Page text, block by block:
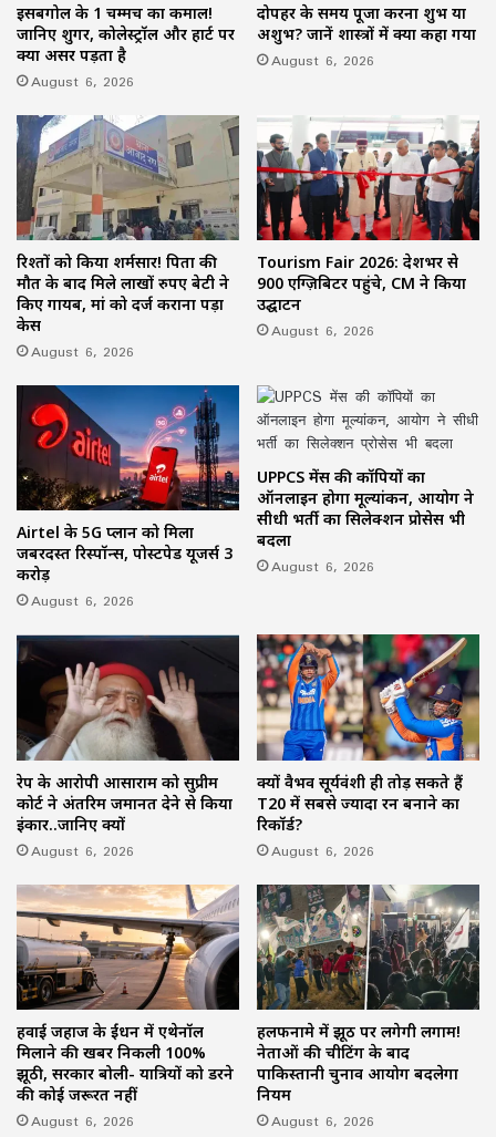
इसबगोल के 1 चम्मच का कमाल!
जानिए शुगर, कोलेस्ट्रॉल और हार्ट पर
क्या असर पड़ता है
August 6, 2026
दोपहर के समय पूजा करना शुभ या
अशुभ? जानें शास्त्रों में क्या कहा गया
August 6, 2026
रिश्तों को किया शर्मसार! पिता की
मौत के बाद मिले लाखों रुपए बेटी ने
किए गायब, मां को दर्ज कराना पड़ा
केस
August 6, 2026
Tourism Fair 2026: देशभर से
900 एग्ज़िबिटर पहुंचे, CM ने किया
उद्घाटन
August 6, 2026
Airtel के 5G प्लान को मिला
जबरदस्त रिस्पॉन्स, पोस्टपेड यूजर्स 3
करोड़
August 6, 2026
UPPCS मेंस की कॉपियों का
ऑनलाइन होगा मूल्यांकन, आयोग ने
सीधी भर्ती का सिलेक्शन प्रोसेस भी
बदला
August 6, 2026
रेप के आरोपी आसाराम को सुप्रीम
कोर्ट ने अंतरिम जमानत देने से किया
इंकार..जानिए क्यों
August 6, 2026
क्यों वैभव सूर्यवंशी ही तोड़ सकते हैं
T20 में सबसे ज्यादा रन बनाने का
रिकॉर्ड?
August 6, 2026
हवाई जहाज के ईंधन में एथेनॉल
मिलाने की खबर निकली 100%
झूठी, सरकार बोली- यात्रियों को डरने
की कोई जरूरत नहीं
August 6, 2026
हलफनामे में झूठ पर लगेगी लगाम!
नेताओं की चीटिंग के बाद
पाकिस्तानी चुनाव आयोग बदलेगा
नियम
August 6, 2026